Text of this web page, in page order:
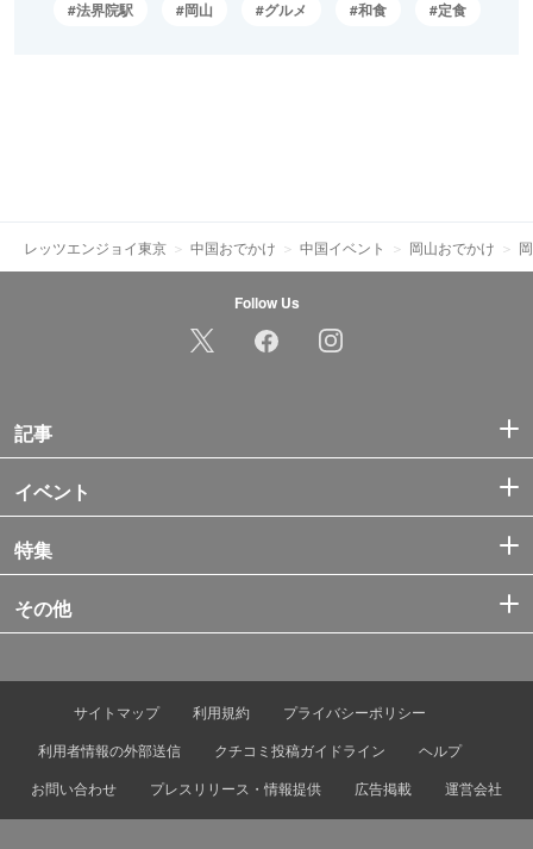
法界院駅 岡山 グルメ 和食 定食
レッツエンジョイ東京 中国おでかけ 中国イベント 岡山おでかけ
Follow Us
記事
イベント
特集
その他
サイトマップ 利用規約
プライバシーポリシー
利用者情報の外部送信
クチコミ投稿ガイドライン
ヘルプ
お問い合わせ
プレスリリース・情報提供 広告掲載 運営会社